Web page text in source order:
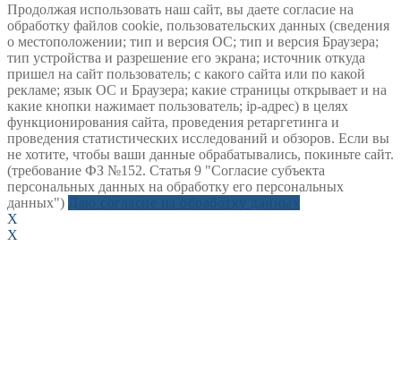
Продолжая использовать наш сайт, вы даете согласие на
обработку файлов cookie, пользовательских данных (сведения
о местоположении; тип и версия ОС; тип и версия Браузера;
тип устройства и разрешение его экрана; источник откуда
пришел на сайт пользователь; с какого сайта или по какой
рекламе; язык ОС и Браузера; какие страницы открывает и на
какие кнопки нажимает пользователь; ip-адрес) в целях
функционирования сайта, проведения ретаргетинга и
проведения статистических исследований и обзоров. Если вы
не хотите, чтобы ваши данные обрабатывались, покиньте сайт.
(требование ФЗ №152. Статья 9 "Согласие субъекта
персональных данных на обработку его персональных
данных")
X
X